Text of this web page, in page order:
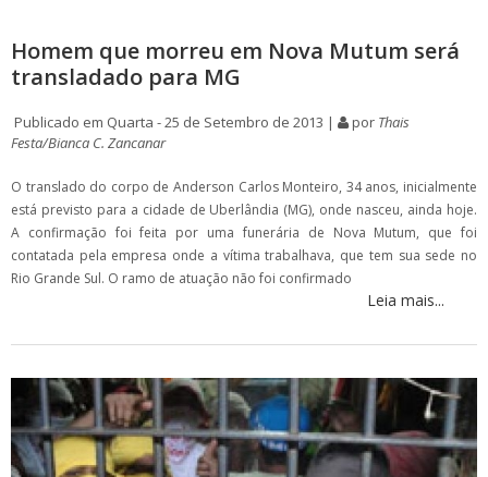
Homem que morreu em Nova Mutum será
transladado para MG
Publicado em Quarta - 25 de Setembro de 2013 | por Thais
Festa/Bianca C. Zancanar
O translado do corpo de Anderson Carlos Monteiro, 34 anos, inicialmente
está previsto para a cidade de Uberlândia (MG), onde nasceu, ainda hoje.
A confirmação foi feita por uma funerária de Nova Mutum, que foi
contatada pela empresa onde a vítima trabalhava, que tem sua sede no
Rio Grande Sul. O ramo de atuação não foi confirmado
Leia mais...